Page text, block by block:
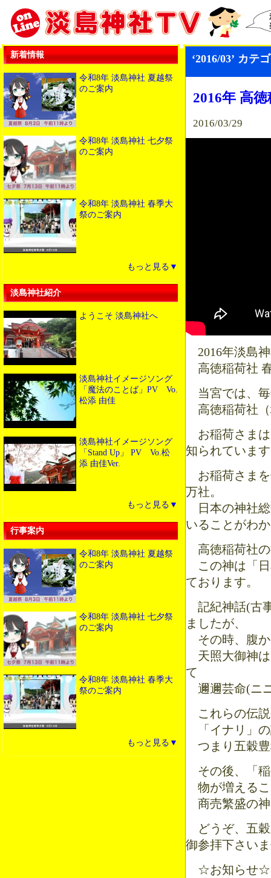
新着情報
令和8年 淡島神社 夏越祭
のご案内
令和8年 淡島神社 七夕祭
のご案内
令和8年 淡島神社 春季大
祭のご案内
もっと見る▼
淡島神社紹介
ようこそ 淡島神社へ
淡島神社イメージソング
「魔法のことば」PV Vo.
松添 由佳
淡島神社イメージソング
「Stand Up」 PV Vo.松
添 由佳Ver.
もっと見る▼
行事案内
令和8年 淡島神社 夏越祭
のご案内
令和8年 淡島神社 七夕祭
のご案内
令和8年 淡島神社 春季大
祭のご案内
もっと見る▼
‘2016/03’ カテ
2016年 高
2016/03/29
2016年淡島
高徳稲荷社
当宮では、毎
高徳稲荷社（
お稲荷さまは
知られていま
お稲荷さまを
万社。
日本の神社総
いることがわ
高徳稲荷社の
この神は「日
ております。
記紀神話(古
ましたが、
その時、腹か
天照大御神は
て
邇邇芸命(ニ
これらの伝説
「イナリ」
つまり五穀豊
その後、「稲
物が増えるこ
商売繁盛の神
どうぞ、五穀
御参拝下さい
☆お知らせ☆